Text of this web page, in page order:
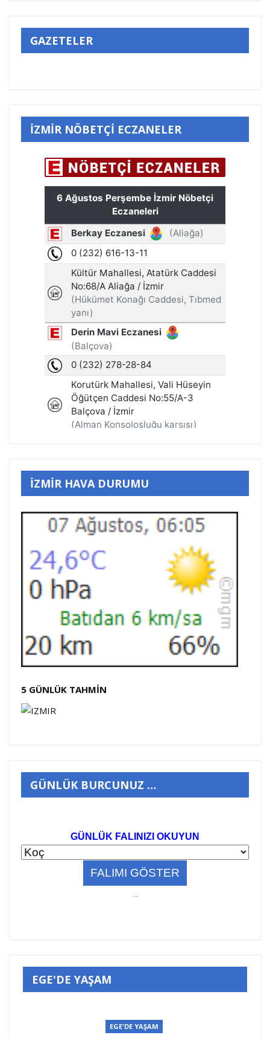
GAZETELER
İZMİR NÖBETÇİ ECZANELER
İZMİR HAVA DURUMU
5 GÜNLÜK TAHMİN
GÜNLÜK BURCUNUZ …
GÜNLÜK FALINIZI OKUYUN
EGE'DE YAŞAM
EGE'DE YAŞAM